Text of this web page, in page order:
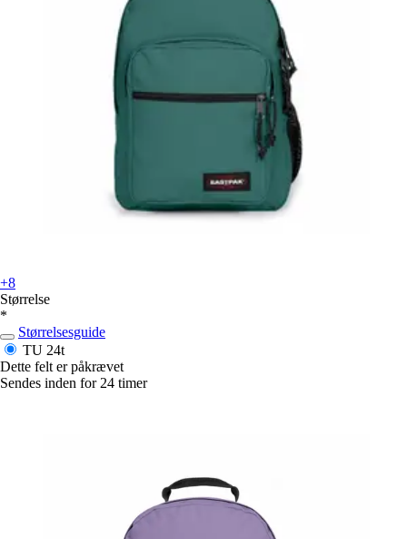
+8
Størrelse
*
Størrelsesguide
TU 24t
Dette felt er påkrævet
Sendes inden for 24 timer